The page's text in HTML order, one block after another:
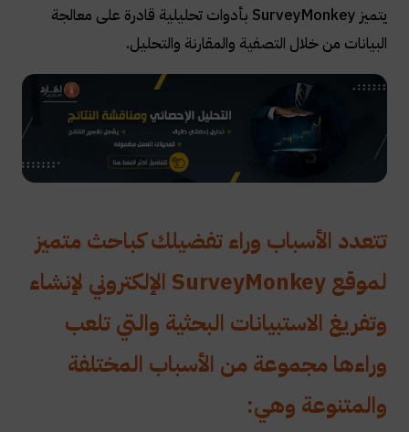
يتميز SurveyMonkey بأدوات تحليلية قادرة على معالجة
البيانات من خلال التصفية والمقارنة والتحليل.
تتعدد الأسباب وراء تفضيلك كباحث متميز
لموقعSurveyMonkey الإلكتروني لإنشاء
وتفريغ الاستبيانات البحثية والتي تلعب
وراءها مجموعة من الأسباب المختلفة
والمتنوعة وهي: